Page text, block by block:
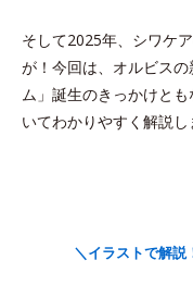
そして2025年、シワケ
が！今回は、オルビス
ム」誕生のきっかけと
いてわかりやすく解説し
＼イラストで解説